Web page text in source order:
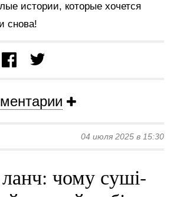
истории, которые хочется
снова!
04 июля 2025 в 15:30
чому суші-